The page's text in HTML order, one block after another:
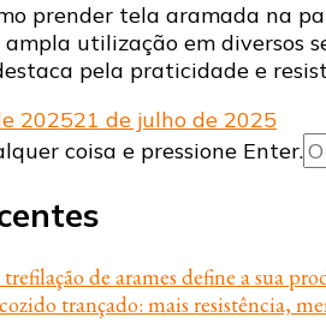
prender tela aramada na
utilização em diversos
pela praticidade e
202521 de julho de 2025
coisa e pressione Enter.
trefilação de arames define a sua
trançado: mais resistência,